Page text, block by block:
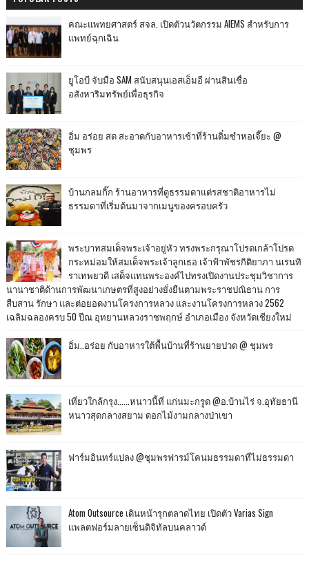
คณะแพทยศาสตร์ สจล. เปิดตัวนวัตกรรม AIEMS สำหรับการ
แพทย์ฉุกเฉิน
ยูโอบี จับมือ SAM สนับสนุนเอสเอ็มอี ผ่านสินเชื่อ
อสังหาริมทรัพย์เพื่อธุรกิจ
อิ่ม อร่อย สด สะอาดกับอาหารเช้าที่ร้านติ๋มซำหอเจี๊ยะ @
ชุมพร
บ้านกลมกิ๊ก ร้านอาหารที่ดูธรรมดาแต่รสชาติอาหารไม่
ธรรมดาที่เริ่มต้นมาจากเมนูของครอบครัว
พระบาทสมเด็จพระเจ้าอยู่หัว ทรงพระกรุณาโปรดเกล้าโปรด
กระหม่อมให้สมเด็จพระเจ้าลูกเธอ เจ้าฟ้าพัชรกิติยาภา นเรนทิ
ราเทพยวดี เสด็จแทนพระองค์ไปทรงเปิดงานประชุมวิชาการ
นานาชาติด้านการพัฒนาเกษตรที่สูงอย่างยั่งยืนตามพระราชปณิธาน การ
สืบสาน รักษา และต่อยอดงานโครงการหลวง และงานโครงการหลวง 2562
เฉลิมฉลองครบ 50 ปีณ อุทยานหลวงราชพฤกษ์ อำเภอเมือง จังหวัดเชียงใหม่
อิ่ม..อร่อย กับอาหารใต้พื้นบ้านที่ร้านยายปวด @ ชุมพร
เที่ยวใกล้กรุง......หนาวนี้ที่ แก่นมะกรูด @อ.บ้านไร่ จ.อุทัยธานี
หนาวสุดกลางสยาม ดอกไม้งามกลางป่าเขา
ฟาร์มอินทร์แปลง @ชุมพรฟารม์โคนมธรรมดาที่ไม่ธรรมดา
Atom Outsource เดินหน้ารุกตลาดไทย เปิดตัว Varias Sign
แพลตฟอร์มลายเซ็นดิจิทัลบนคลาวด์